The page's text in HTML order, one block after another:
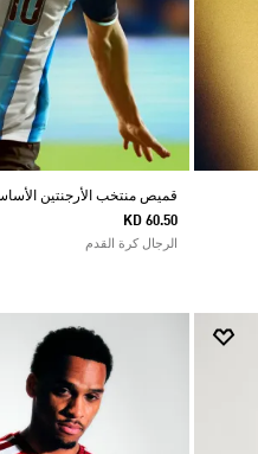
قميص منتخب الأرجنتين الأساسي
KD 60.50
الرجال كرة القدم